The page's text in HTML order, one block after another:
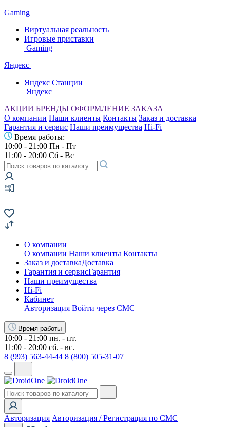
Gaming
Виртуальная реальность
Игровые приставки
Gaming
Яндекс
Яндекс Станции
Яндекс
АКЦИИ БРЕНДЫ ОФОРМЛЕНИЕ ЗАКАЗА
О компании Наши клиенты Контакты Заказ и доставка
Гарантия и сервис Наши преимущества Hi-Fi
Время работы:
10:00 - 21:00 Пн - Пт
11:00 - 20:00 Сб - Вс
О компании
О компании Наши клиенты Контакты
Заказ и доставкаДоставка
Гарантия и сервисГарантия
Наши преимущества
Hi-Fi
Кабинет
Авторизация Войти через СМС
Время работы
10:00 - 21:00 пн. - пт.
11:00 - 20:00 сб. - вс.
8 (993) 563-44-44 8 (800) 505-31-07
Авторизация Авторизация / Регистрация по СМС